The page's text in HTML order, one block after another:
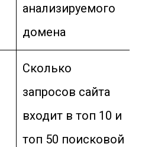
анализируемого
домена
Сколько
запросов сайта
входит в топ 10 и
топ 50 поисковой